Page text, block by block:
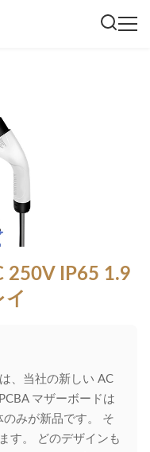
250V IP65 1.9
、当社の新しい AC
マザーボードは
みが新品です。 そ
す。 どのデザインも